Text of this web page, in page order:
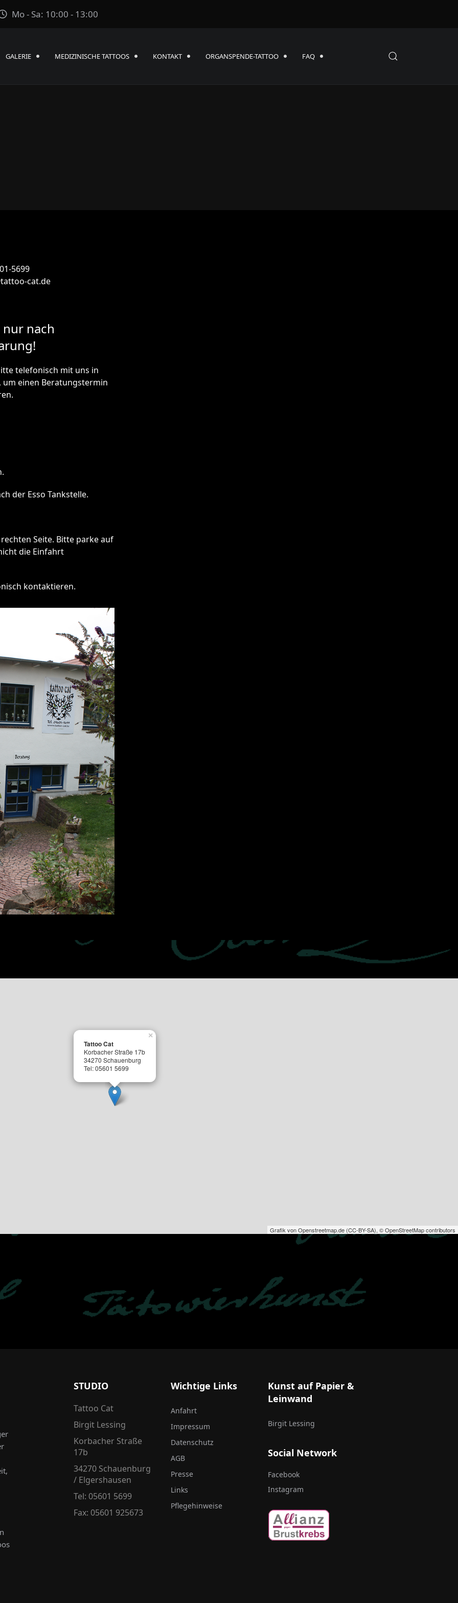
Mo - Sa: 10:00 - 13:00
GALERIE MEDIZINISCHE TATTOOS KONTAKT ORGANSPENDE-TATTOO FAQ
5699
cat.de
nach
telefonisch mit uns in
um einen Beratungstermin
der Esso Tankstelle.
Seite. Bitte parke auf
die Einfahrt
kontaktieren.
Tattoo Cat
Korbacher Straße 17b
34270 Schauenburg
Tel: 05601 5699
×
Grafik vonOpenstreetmap.de (CC-BY-SA), © OpenStreetMap contributors
STUDIO
Tattoo Cat
Birgit Lessing
Korbacher Straße
17b
34270 Schauenburg
/ Elgershausen
Tel: 05601 5699
Fax: 05601 925673
Wichtige Links
Anfahrt
Impressum
Datenschutz
AGB
Presse
Links
Pflegehinweise
Kunst auf Papier &
Leinwand
Birgit Lessing
Social Network
Facebook
Instagram